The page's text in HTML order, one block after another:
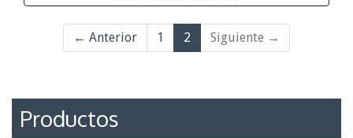
← Anterior 1 2 Siguiente →
Productos